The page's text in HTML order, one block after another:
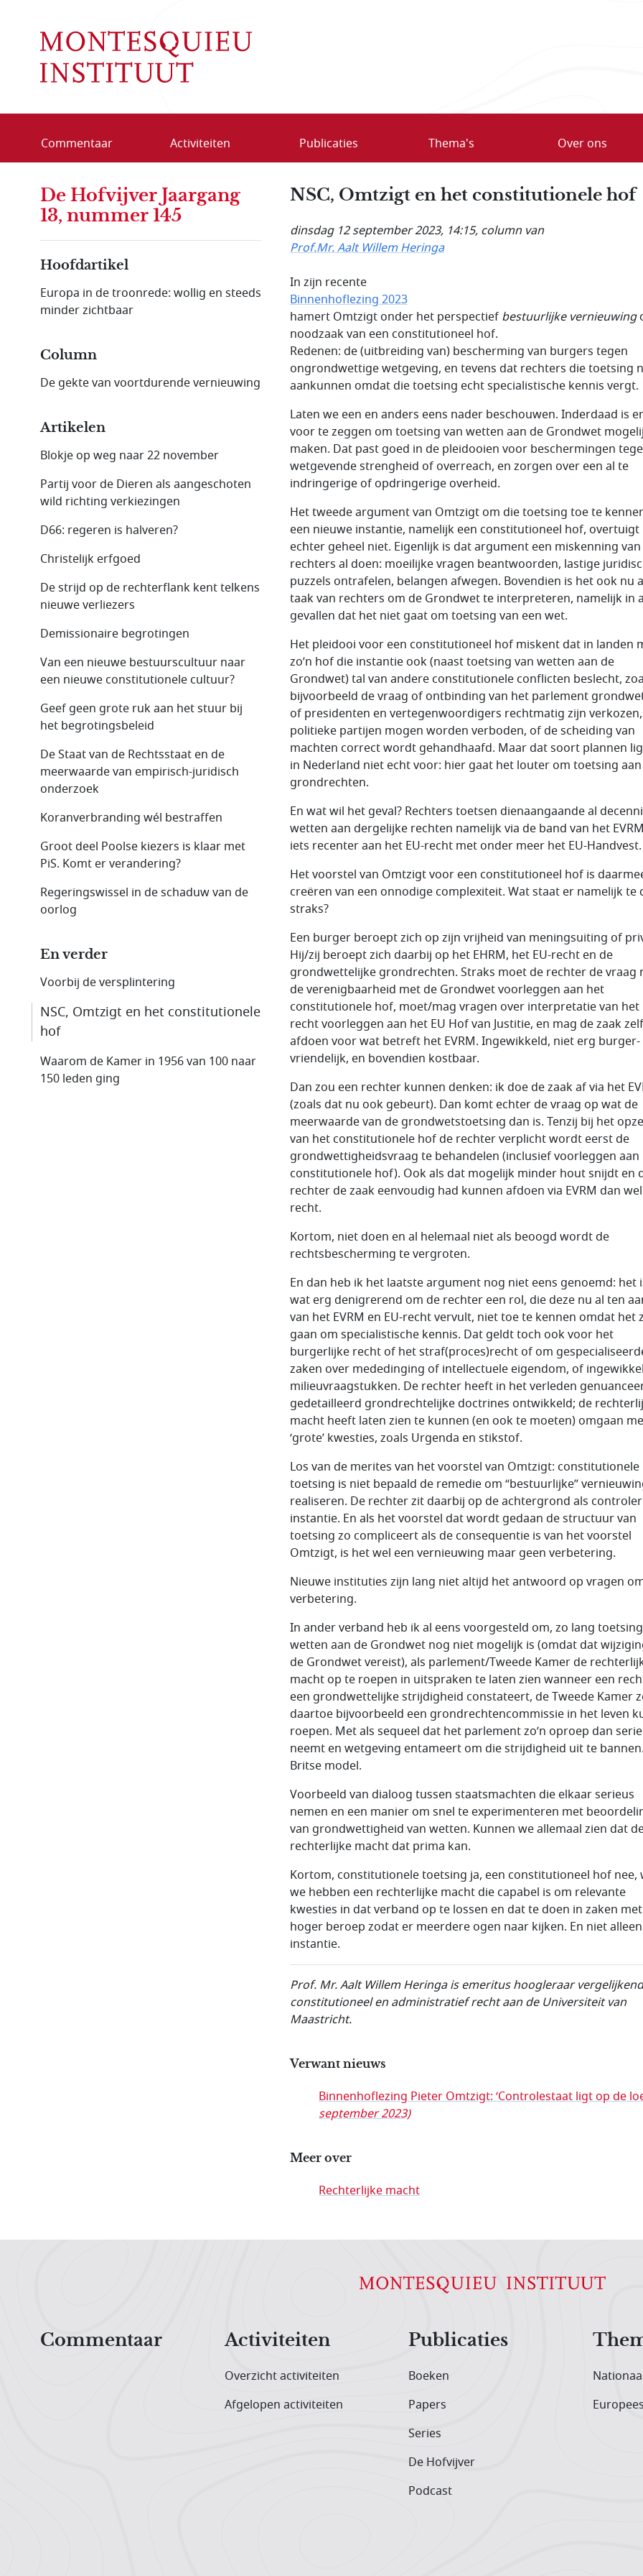
Commentaar Activiteiten Publicaties Thema's Over ons
NSC, Omtzigt en het constitutionele hof
dinsdag 12 september 2023, 14:15, column van
Prof.Mr. Aalt Willem Heringa
In zijn recente
Binnenhoflezing 2023
hamert Omtzigt onder het perspectief bestuurlijke vernieuwing
noodzaak van een constitutioneel hof.
Redenen: de (uitbreiding van) bescherming van burgers tegen
ongrondwettige wetgeving, en tevens dat rechters die toetsing
aankunnen omdat die toetsing echt specialistische kennis vergt.
Laten we een en anders eens nader beschouwen. Inderdaad is
voor te zeggen om toetsing van wetten aan de Grondwet
maken. Dat past goed in de pleidooien voor beschermingen
wetgevende strengheid of overreach, en zorgen over een al te
indringerige of opdringerige overheid.
Het tweede argument van Omtzigt om die toetsing toe te
een nieuwe instantie, namelijk een constitutioneel hof, overtuigt
echter geheel niet. Eigenlijk is dat argument een miskenning
rechters al doen: moeilijke vragen beantwoorden, lastige
puzzels ontrafelen, belangen afwegen. Bovendien is het ook nu
taak van rechters om de Grondwet te interpreteren, namelijk in
gevallen dat het niet gaat om toetsing van een wet.
Het pleidooi voor een constitutioneel hof miskent dat in landen
zo’n hof die instantie ook (naast toetsing van wetten aan de
Grondwet) tal van andere constitutionele conflicten beslecht,
bijvoorbeeld de vraag of ontbinding van het parlement
of presidenten en vertegenwoordigers rechtmatig zijn
politieke partijen mogen worden verboden, of de scheiding van
machten correct wordt gehandhaafd. Maar dat soort plannen
in Nederland niet echt voor: hier gaat het louter om toetsing aan
grondrechten.
En wat wil het geval? Rechters toetsen dienaangaande al
wetten aan dergelijke rechten namelijk via de band van het
iets recenter aan het EU-recht met onder meer het EU-Handvest.
Het voorstel van Omtzigt voor een constitutioneel hof is
creëren van een onnodige complexiteit. Wat staat er namelijk te
straks?
Een burger beroept zich op zijn vrijheid van meningsuiting of
Hij/zij beroept zich daarbij op het EHRM, het EU-recht en de
grondwettelijke grondrechten. Straks moet de rechter de vraag
de verenigbaarheid met de Grondwet voorleggen aan het
constitutionele hof, moet/mag vragen over interpretatie van het
recht voorleggen aan het EU Hof van Justitie, en mag de zaak zelf
afdoen voor wat betreft het EVRM. Ingewikkeld, niet erg burger-
vriendelijk, en bovendien kostbaar.
Dan zou een rechter kunnen denken: ik doe de zaak af via het
(zoals dat nu ook gebeurt). Dan komt echter de vraag op wat de
meerwaarde van de grondwetstoetsing dan is. Tenzij bij het
van het constitutionele hof de rechter verplicht wordt eerst de
grondwettigheidsvraag te behandelen (inclusief voorleggen aan
constitutionele hof). Ook als dat mogelijk minder hout snijdt en
rechter de zaak eenvoudig had kunnen afdoen via EVRM dan
recht.
Kortom, niet doen en al helemaal niet als beoogd wordt de
rechtsbescherming te vergroten.
En dan heb ik het laatste argument nog niet eens genoemd: het
wat erg denigrerend om de rechter een rol, die deze nu al ten
van het EVRM en EU-recht vervult, niet toe te kennen omdat het
gaan om specialistische kennis. Dat geldt toch ook voor het
burgerlijke recht of het straf(proces)recht of om
zaken over mededinging of intellectuele eigendom, of
milieuvraagstukken. De rechter heeft in het verleden
gedetailleerd grondrechtelijke doctrines ontwikkeld; de
macht heeft laten zien te kunnen (en ook te moeten) omgaan
‘grote’ kwesties, zoals Urgenda en stikstof.
Los van de merites van het voorstel van Omtzigt: constitutionele
toetsing is niet bepaald de remedie om “bestuurlijke”
realiseren. De rechter zit daarbij op de achtergrond als
instantie. En als het voorstel dat wordt gedaan de structuur van
toetsing zo compliceert als de consequentie is van het voorstel
Omtzigt, is het wel een vernieuwing maar geen verbetering.
Nieuwe instituties zijn lang niet altijd het antwoord op vragen
verbetering.
In ander verband heb ik al eens voorgesteld om, zo lang
wetten aan de Grondwet nog niet mogelijk is (omdat dat
de Grondwet vereist), als parlement/Tweede Kamer de
macht op te roepen in uitspraken te laten zien wanneer een
een grondwettelijke strijdigheid constateert, de Tweede Kamer
daartoe bijvoorbeeld een grondrechtencommissie in het leven
roepen. Met als sequeel dat het parlement zo’n oproep dan
neemt en wetgeving entameert om die strijdigheid uit te
Britse model.
Voorbeeld van dialoog tussen staatsmachten die elkaar serieus
nemen en een manier om snel te experimenteren met
van grondwettigheid van wetten. Kunnen we allemaal zien dat
rechterlijke macht dat prima kan.
Kortom, constitutionele toetsing ja, een constitutioneel hof nee,
we hebben een rechterlijke macht die capabel is om relevante
kwesties in dat verband op te lossen en dat te doen in zaken met
hoger beroep zodat er meerdere ogen naar kijken. En niet
instantie.
Prof. Mr. Aalt Willem Heringa is emeritus hoogleraar vergelijkend
constitutioneel en administratief recht aan de Universiteit van
Maastricht.
Verwant nieuws
Binnenhoflezing Pieter Omtzigt: ‘Controlestaat ligt op de
september 2023)
Meer over
Rechterlijke macht
De Hofvijver Jaargang
13, nummer 145
Hoofdartikel
Europa in de troonrede: wollig en steeds
minder zichtbaar
Column
De gekte van voortdurende vernieuwing
Artikelen
Blokje op weg naar 22 november
Partij voor de Dieren als aangeschoten
wild richting verkiezingen
D66: regeren is halveren?
Christelijk erfgoed
De strijd op de rechterflank kent telkens
nieuwe verliezers
Demissionaire begrotingen
Van een nieuwe bestuurscultuur naar
een nieuwe constitutionele cultuur?
Geef geen grote ruk aan het stuur bij
het begrotingsbeleid
De Staat van de Rechtsstaat en de
meerwaarde van empirisch-juridisch
onderzoek
Koranverbranding wél bestraffen
Groot deel Poolse kiezers is klaar met
PiS. Komt er verandering?
Regeringswissel in de schaduw van de
oorlog
En verder
Voorbij de versplintering
NSC, Omtzigt en het constitutionele
hof
Waarom de Kamer in 1956 van 100 naar
150 leden ging
Commentaar
Activiteiten
Overzicht activiteiten
Afgelopen activiteiten
Publicaties
Boeken
Papers
Series
De Hofvijver
Podcast
Europees